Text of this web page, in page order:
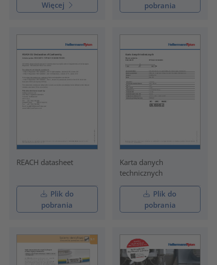
Więcej
pobrania
REACH datasheet
Plik do
pobrania
Karta danych
technicznych
Plik do
pobrania